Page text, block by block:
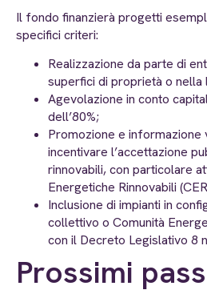
Il fondo finanzierà progetti
specifici criteri:
Realizzazione da parte di
superfici di proprietà o nella
Agevolazione in conto
dell’80%;
Promozione e
incentivare l’accettazione
rinnovabili, con particolare
Energetiche Rinnovabili
Inclusione di impianti in
collettivo o Comunità
con il Decreto Legislativo 8
Prossimi